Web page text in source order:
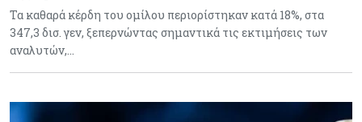
Τα καθαρά κέρδη του ομίλου περιορίστηκαν κατά 18%, στα
347,3 δισ. γεν, ξεπερνώντας σημαντικά τις εκτιμήσεις των
αναλυτών,…